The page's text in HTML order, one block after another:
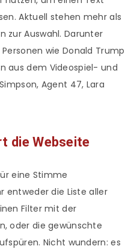
Aktuell stehen mehr als
zur Auswahl. Darunter
wie Donald Trump
aus dem Videospiel- und
Agent 47, Lara
die Webseite
eine Stimme
entweder die Liste aller
Filter mit der
oder die gewünschte
Nicht wundern: es